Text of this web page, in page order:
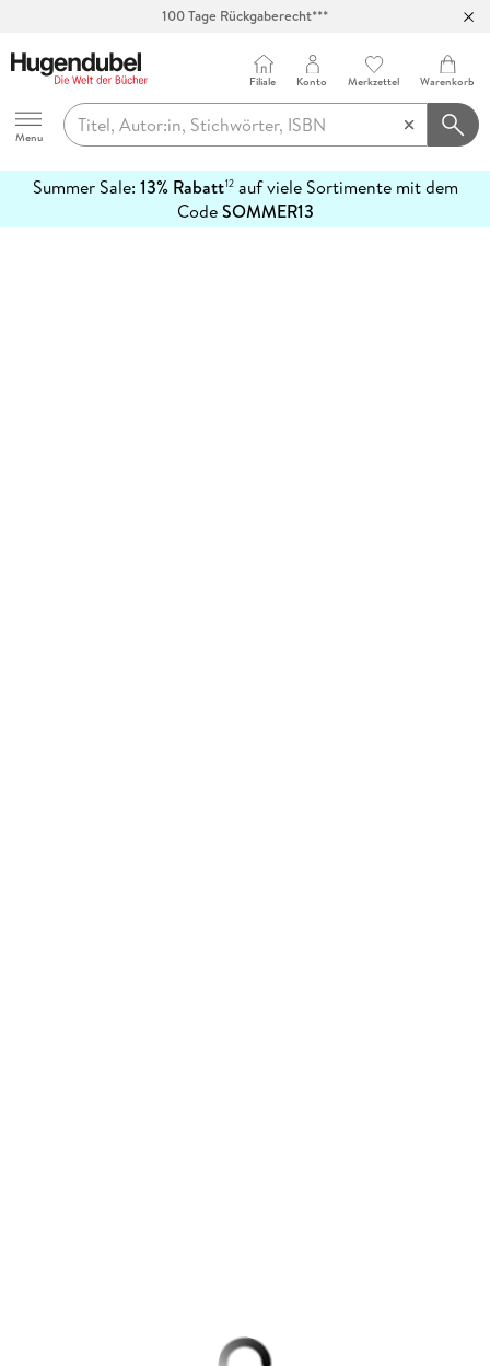
100 Tage Rückgaberecht***
Hugendubel
Menu
Filiale Konto Merkzettel Warenkorb
Summer Sale: 13% Rabatt12auf viele Sortimente mit dem
CodeSOMMER13
erfahren